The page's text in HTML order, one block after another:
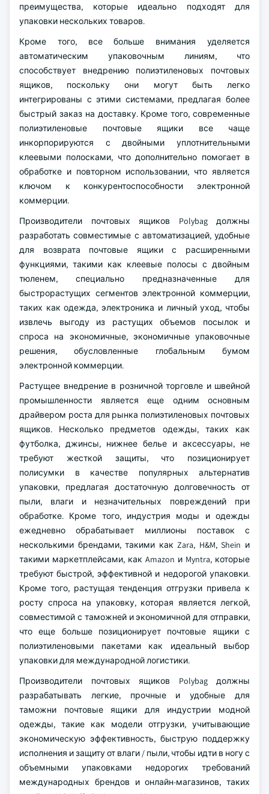
преимущества, которые идеально подходят для
упаковки нескольких товаров.
Кроме того, все больше внимания уделяется
автоматическим упаковочным линиям, что
способствует внедрению полиэтиленовых почтовых
ящиков, поскольку они могут быть легко
интегрированы с этими системами, предлагая более
быстрый заказ на доставку. Кроме того, современные
полиэтиленовые почтовые ящики все чаще
инкорпорируются с двойными уплотнительными
клеевыми полосками, что дополнительно помогает в
обработке и повторном использовании, что является
ключом к конкурентоспособности электронной
коммерции.
Производители почтовых ящиков Polybag должны
разработать совместимые с автоматизацией, удобные
для возврата почтовые ящики с расширенными
функциями, такими как клеевые полосы с двойным
тюленем, специально предназначенные для
быстрорастущих сегментов электронной коммерции,
таких как одежда, электроника и личный уход, чтобы
извлечь выгоду из растущих объемов посылок и
спроса на экономичные, экономичные упаковочные
решения, обусловленные глобальным бумом
электронной коммерции.
Растущее внедрение в розничной торговле и швейной
промышленности является еще одним основным
драйвером роста для рынка полиэтиленовых почтовых
ящиков. Несколько предметов одежды, таких как
футболка, джинсы, нижнее белье и аксессуары, не
требуют жесткой защиты, что позиционирует
полисумки в качестве популярных альтернатив
упаковки, предлагая достаточную долговечность от
пыли, влаги и незначительных повреждений при
обработке. Кроме того, индустрия моды и одежды
ежедневно обрабатывает миллионы поставок с
несколькими брендами, такими как Zara, H&M, Shein и
такими маркетплейсами, как Amazon и Myntra, которые
требуют быстрой, эффективной и недорогой упаковки.
Кроме того, растущая тенденция отгрузки привела к
росту спроса на упаковку, которая является легкой,
совместимой с таможней и экономичной для отправки,
что еще больше позиционирует почтовые ящики с
полиэтиленовыми пакетами как идеальный выбор
упаковки для международной логистики.
Производители почтовых ящиков Polybag должны
разрабатывать легкие, прочные и удобные для
таможни почтовые ящики для индустрии модной
одежды, такие как модели отгрузки, учитывающие
экономическую эффективность, быструю поддержку
исполнения и защиту от влаги / пыли, чтобы идти в ногу с
объемными упаковками недорогих требований
международных брендов и онлайн-магазинов, таких